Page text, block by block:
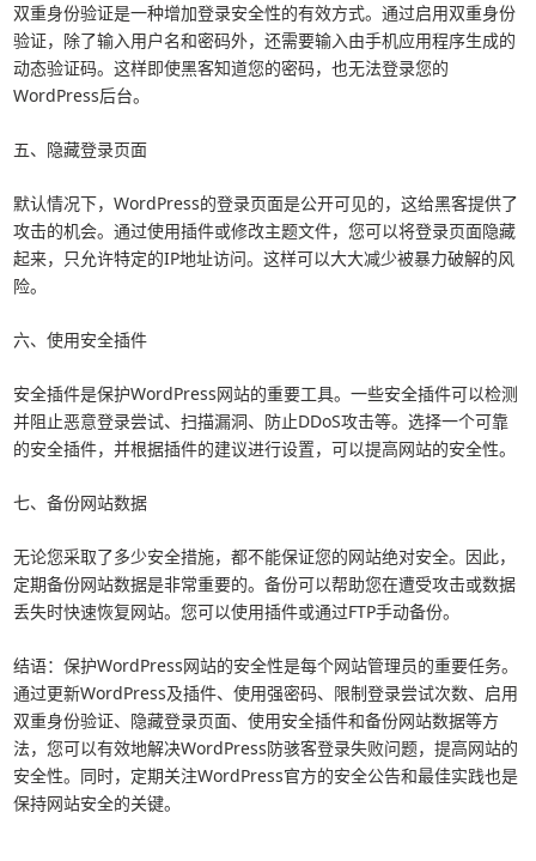
双重身份验证是一种增加登录安全性的有效方式。通过启用双重身份
验证，除了输入用户名和密码外，还需要输入由手机应用程序生成的
动态验证码。这样即使黑客知道您的密码，也无法登录您的
WordPress后台。
五、隐藏登录页面
默认情况下，WordPress的登录页面是公开可见的，这给黑客提供了
攻击的机会。通过使用插件或修改主题文件，您可以将登录页面隐藏
起来，只允许特定的IP地址访问。这样可以大大减少被暴力破解的风
险。
六、使用安全插件
安全插件是保护WordPress网站的重要工具。一些安全插件可以检测
并阻止恶意登录尝试、扫描漏洞、防止DDoS攻击等。选择一个可靠
的安全插件，并根据插件的建议进行设置，可以提高网站的安全性。
七、备份网站数据
无论您采取了多少安全措施，都不能保证您的网站绝对安全。因此，
定期备份网站数据是非常重要的。备份可以帮助您在遭受攻击或数据
丢失时快速恢复网站。您可以使用插件或通过FTP手动备份。
结语：保护WordPress网站的安全性是每个网站管理员的重要任务。
通过更新WordPress及插件、使用强密码、限制登录尝试次数、启用
双重身份验证、隐藏登录页面、使用安全插件和备份网站数据等方
法，您可以有效地解决WordPress防骇客登录失败问题，提高网站的
安全性。同时，定期关注WordPress官方的安全公告和最佳实践也是
保持网站安全的关键。